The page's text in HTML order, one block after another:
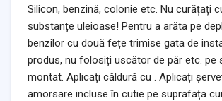
Silicon, benzină, colonie etc. Nu curățați
substanțe uleioase! Pentru a arăta pe
benzilor cu două fețe trimise gata de
produs, nu folosiți uscător de păr etc. pe
montat. Aplicați căldură cu . Aplicați
amorsare incluse în cutie pe suprafața